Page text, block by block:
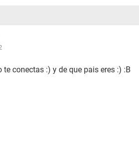
conectas :) y de que pais eres :) :B